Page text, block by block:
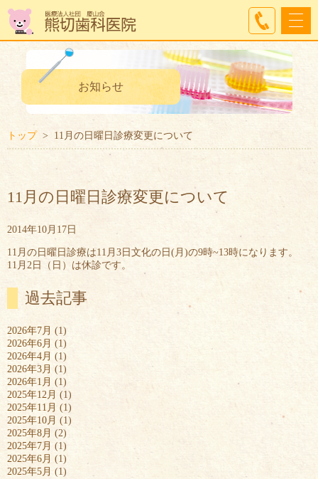
お知らせ
トップ 11月の日曜日診療変更について
11月の日曜日診療変更について
2014年10月17日
11月の日曜日診療は11月3日文化の日(月)の9時~13時になります。
11月2日（日）は休診です。
過去記事
2026年7月 (1)
2026年6月 (1)
2026年4月 (1)
2026年3月 (1)
2026年1月 (1)
2025年12月 (1)
2025年11月 (1)
2025年10月 (1)
2025年8月 (2)
2025年7月 (1)
2025年6月 (1)
2025年5月 (1)